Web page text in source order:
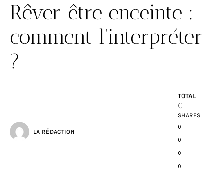
Rêver être enceinte :
comment l’interpréter
?
LA RÉDACTION
TOTAL
0
SHARES
0
0
0
0